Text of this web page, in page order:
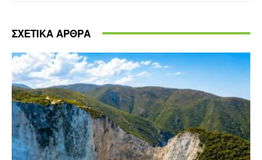
ΣΧΕΤΙΚΑ ΑΡΘΡΑ